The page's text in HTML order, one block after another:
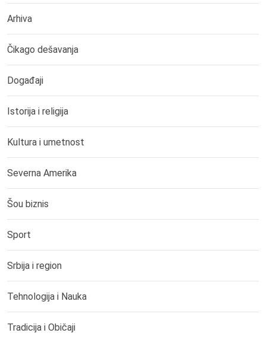
Arhiva
Čikago dešavanja
Događaji
Istorija i religija
Kultura i umetnost
Severna Amerika
Šou biznis
Sport
Srbija i region
Tehnologija i Nauka
Tradicija i Običaji